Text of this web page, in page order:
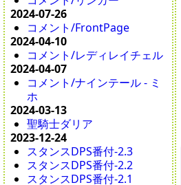
2024-07-26
コメント/FrontPage
2024-04-10
コメント/レディレイチェル
2024-04-07
コメント/ナインテール - ミ
ホ
2024-03-13
聖騎士ダリア
2023-12-24
スタンスDPS番付-2.3
スタンスDPS番付-2.2
スタンスDPS番付-2.1